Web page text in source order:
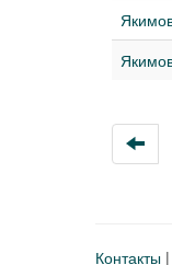
Контакты |